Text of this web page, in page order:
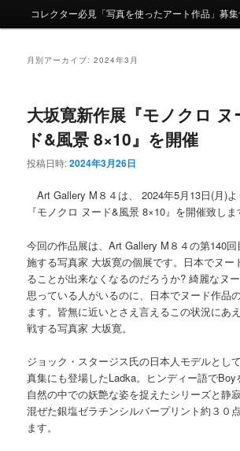
コレクター必見「写真を使ったアート作品」募
月別アーカイブ:2024年3月
大坂寛新作展『モノクロ ヌ
ド&風景 8×10』を開催
投稿日時:2024年3月26日
Art Gallery M８４は、 2024年5月13日(月)
『モノクロ ヌード&風景 8×10』を開催致しま
今回の作品展は、Art Gallery M８４の第140
施する写真家 大坂寛の個展です。日本でヌー
ることが出来なくなるのだろうか? 綺麗なヌ
思っている人がいるのに、日本でヌード作品
ます。皆無に近いとさえ言えるこの状況にあ
戦する写真家 大坂寛。
ジョック・スタージス氏の日本人モデルとし
真集にも登場したLadka。ヒンディー語でBoy
自然の中での妖艶な姿を捉えたシリーズと静
混ぜた銀塩ゼラチンシルバープリント約３０
ます。